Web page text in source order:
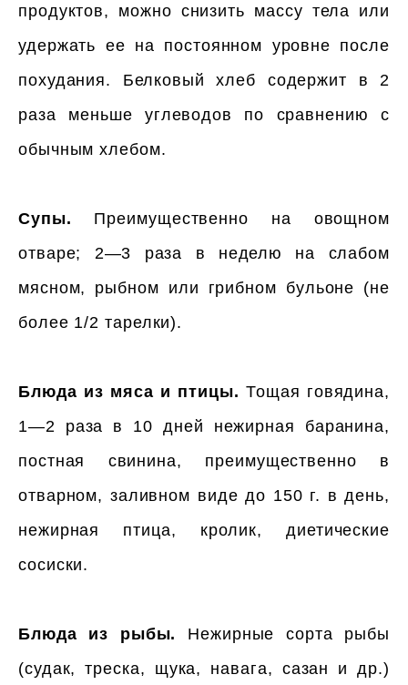
продуктов, можно снизить массу тела или
удержать ее на постоянном уровне после
похудания. Белковый хлеб содержит в 2
раза меньше углеводов по сравнению с
обычным хлебом.
Супы. Преимущественно на овощном
отваре; 2—3 раза в неделю на слабом
мясном, рыбном или грибном бульоне (не
более 1/2 тарелки).
Блюда из мяса и птицы. Тощая говядина,
1—2 раза в 10 дней нежирная баранина,
постная свинина, преимущественно в
отварном, заливном виде до 150 г. в день,
нежирная птица, кролик, диетические
сосиски.
Блюда из рыбы.
Нежирные сорта рыбы
(судак, треска, щука, навага, сазан и др.)